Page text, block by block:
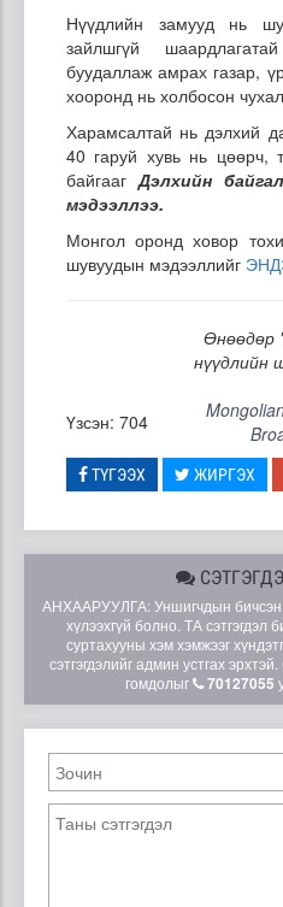
Нүүдлийн замууд нь
зайлшгүй
буудаллаж амрах газар,
хооронд нь холбосон
Харамсалтай нь дэлхий
40 гаруй хувь нь цөөрч,
байгаагДэлхийн
мэдээллээ.
Монгол оронд ховор
шувуудын мэдээллийг
Өнөөдөр
нүүдлийн
Үзсэн: 704
ТҮГЭЭХ ЖИРГЭХ
АНХААРУУЛГА: Уншигчдын бичсэн
хүлээхгүй болно. ТА сэтгэгдэл
суртахууны хэм хэмжээг
сэтгэгдэлийг админ устгах
гомдолыг
70127055